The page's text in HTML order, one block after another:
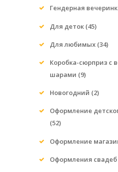
Гендерная
Для деток (45)
Для любимых (34)
Коробка-сюрприз с
шарами (9)
Новогодний (2)
Оформление
(52)
Оформление
Оформления свадеб